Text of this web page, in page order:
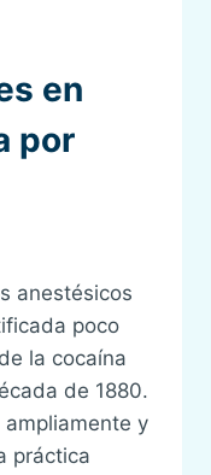
en
por
anestésicos
poco
la cocaína
de 1880.
y
práctica